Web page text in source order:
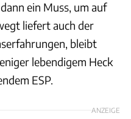
ein Muss, um auf
liefert auch der
bleibt
lebendigem Heck
ESP.
ANZEIGE